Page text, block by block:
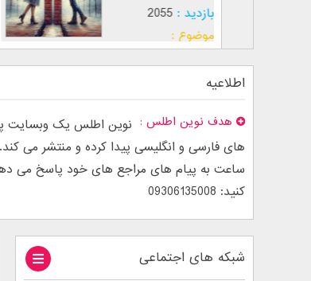
بازدید :
موضوع :
اطلاعیه
هدف نوین اطلس
نوین اطلس یک وبسایت
ساعت به پیام های مراجع های خود پاسخ می
کنید: 09306135008
شبکه های اجتماعی